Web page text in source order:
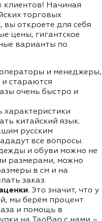
клиентов! Начиная
торговых
откроете для себя
цены, гигантское
варианты по
и менеджеры,
и стараются
очень быстро и
характеристики
китайский язык.
русским
все вопросы.
и обуви можно не
размерами, можно
в см и на
заказ.
. Это значит, что у
мы берём процент
и помощь в